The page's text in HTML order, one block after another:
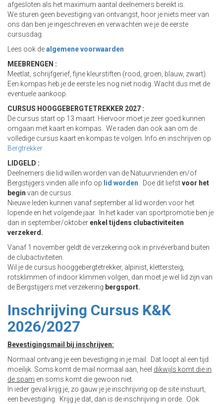
afgesloten als het maximum aantal deelnemers bereikt is.
We sturen geen bevestiging van ontvangst, hoor je niets meer van
ons dan ben je ingeschreven en verwachten we je de eerste
cursusdag.
Lees ook dealgemene voorwaarden
MEEBRENGEN :
Meetlat, schrijfgerief, fijne kleurstiften (rood, groen, blauw, zwart).
Een kompas heb je de eerste les nog niet nodig. Wacht dus met de
eventuele aankoop.
CURSUS HOOGGEBERGTETREKKER 2027 :
De cursus start op 13 maart. Hiervoor moet je zeer goed kunnen
omgaan met kaart en kompas. We raden dan ook aan om de
volledige cursus kaart en kompas te volgen. Info en inschrijven op
Bergtrekker
LIDGELD :
Deelnemers die lid willen worden van de Natuurvrienden en/of
Bergstijgers vinden alle info op lid worden. Doe dit liefstvoor het
begin van de cursus.
Nieuwe leden kunnen vanaf september al lid worden voor het
lopende en het volgende jaar. In het kader van sportpromotie ben je
dan in september/oktober enkel tijdens clubactiviteiten
verzekerd.
Vanaf 1 november geldt de verzekering ook in privéverband buiten
de clubactiviteiten.
Wil je de cursus hooggebergtetrekker, alpinist, klettersteig,
rotsklimmen of indoor klimmen volgen, dan moet je wel lid zijn van
de Bergstijgers met verzekering bergsport.
Inschrijving Cursus K&K
2026/2027
Bevestigingsmail bij inschrijven:
Normaal ontvang je een bevestiging in je mail. Dat loopt al een tijd
moeilijk. Soms komt de mail normaal aan, heel dikwijls komt die in
de spam en soms komt die gewoon niet.
In ieder geval krijg je, zo gauw je je inschrijving op de site instuurt,
een bevestiging. Krijg je dat, dan is de inschrijving in orde. Ook